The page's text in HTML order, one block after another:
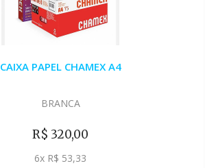
CAIXA PAPEL CHAMEX A4
BRANCA
R$ 320,00
6x R$ 53,33